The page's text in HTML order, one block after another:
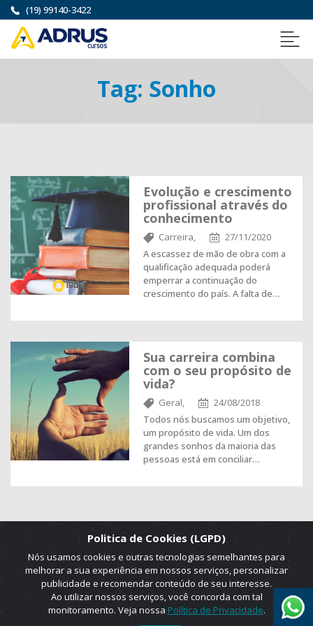
(19) 99140-3422
Tag: Sonho
Evolução e crescimento
profissional através do
conhecimento
Carreira,
27/11/2020
A escassez de mão de obra com a
qualificação adequada poderá
emperrar a continuação do
crescimento do país. A falta de…
Sua carreira combina
com o seu propósito de
vida?
Geral,
24/08/2018
Todos nós buscamos um objetivo,
um propósito de vida. Um dos
grandes sonhos da maioria das
pessoas está em conciliar…
Politica de Cookies (LGPD)
Nós usamos cookies e outras tecnologias semelhantes para
melhorar a sua experiência em nossos serviços, personalizar
publicidade e recomendar conteúdo de seu interesse.
Ao utilizar nossos serviços, você concorda com tal
monitoramento. Veja nossa Política de Privacidade.